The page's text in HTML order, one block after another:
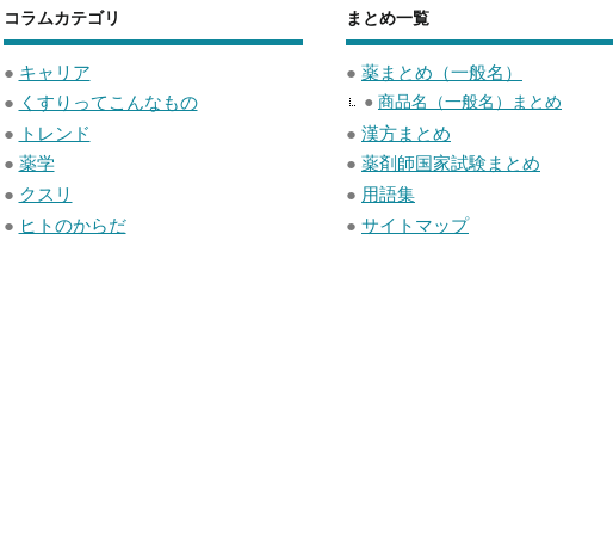
コラムカテゴリ
● キャリア
● くすりってこんなもの
● トレンド
● 薬学
● クスリ
● ヒトのからだ
まとめ一覧
● 薬まとめ（一般名）
● 商品名（一般名）まとめ
● 漢方まとめ
● 薬剤師国家試験まとめ
● 用語集
● サイトマップ